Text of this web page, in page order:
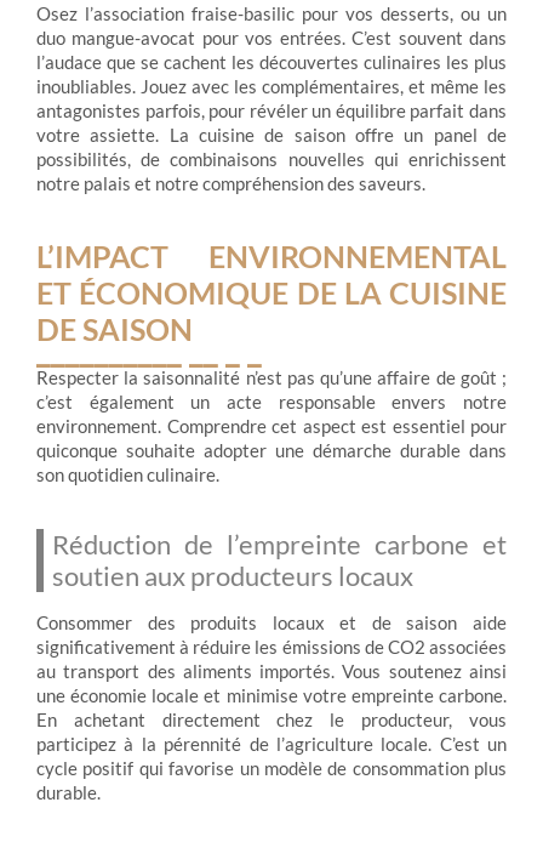
Osez l’association fraise-basilic pour vos desserts, ou un
duo mangue-avocat pour vos entrées. C’est souvent dans
l’audace que se cachent les découvertes culinaires les plus
inoubliables. Jouez avec les complémentaires, et même les
antagonistes parfois, pour révéler un équilibre parfait dans
votre assiette. La cuisine de saison offre un panel de
possibilités, de combinaisons nouvelles qui enrichissent
notre palais et notre compréhension des saveurs.
L’IMPACT ENVIRONNEMENTAL
ET ÉCONOMIQUE DE LA CUISINE
DE SAISON
Respecter la saisonnalité n’est pas qu’une affaire de goût ;
c’est également un acte responsable envers notre
environnement. Comprendre cet aspect est essentiel pour
quiconque souhaite adopter une démarche durable dans
son quotidien culinaire.
Réduction de l’empreinte carbone et
soutien aux producteurs locaux
Consommer des produits locaux et de saison aide
significativement à réduire les émissions de CO2 associées
au transport des aliments importés. Vous soutenez ainsi
une économie locale et minimise votre empreinte carbone.
En achetant directement chez le producteur, vous
participez à la pérennité de l’agriculture locale. C’est un
cycle positif qui favorise un modèle de consommation plus
durable.